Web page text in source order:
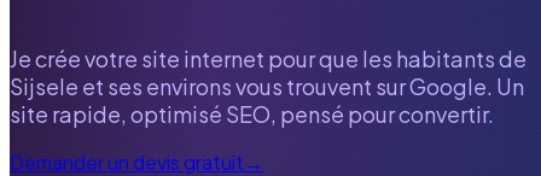
Je crée votre site internet pour que les habitants de
Sijsele et ses environs vous trouvent sur Google. Un
site rapide, optimisé SEO, pensé pour convertir.
Demander un devis gratuit→